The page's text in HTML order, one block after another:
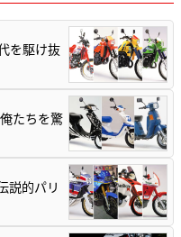
を駆け抜
たちを驚
説的パリ